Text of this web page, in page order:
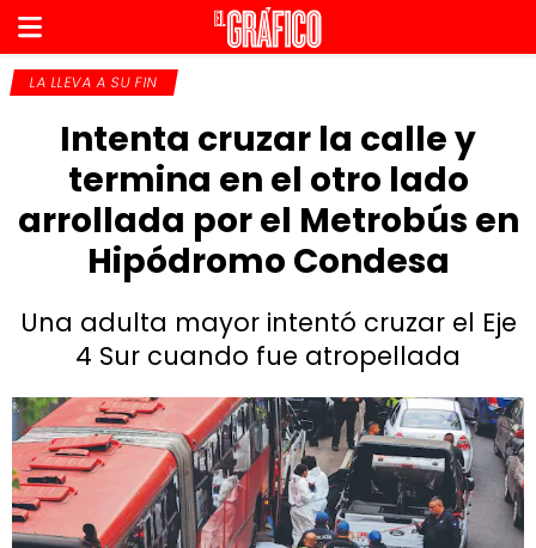
LA LLEVA A SU FIN
Intenta cruzar la calle y
termina en el otro lado
arrollada por el Metrobús en
Hipódromo Condesa
Una adulta mayor intentó cruzar el Eje
4 Sur cuando fue atropellada